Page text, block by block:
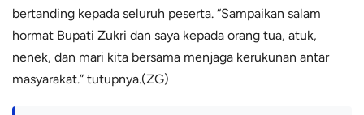
bertanding kepada seluruh peserta. “Sampaikan salam
hormat Bupati Zukri dan saya kepada orang tua, atuk,
nenek, dan mari kita bersama menjaga kerukunan antar
masyarakat.” tutupnya.(ZG)